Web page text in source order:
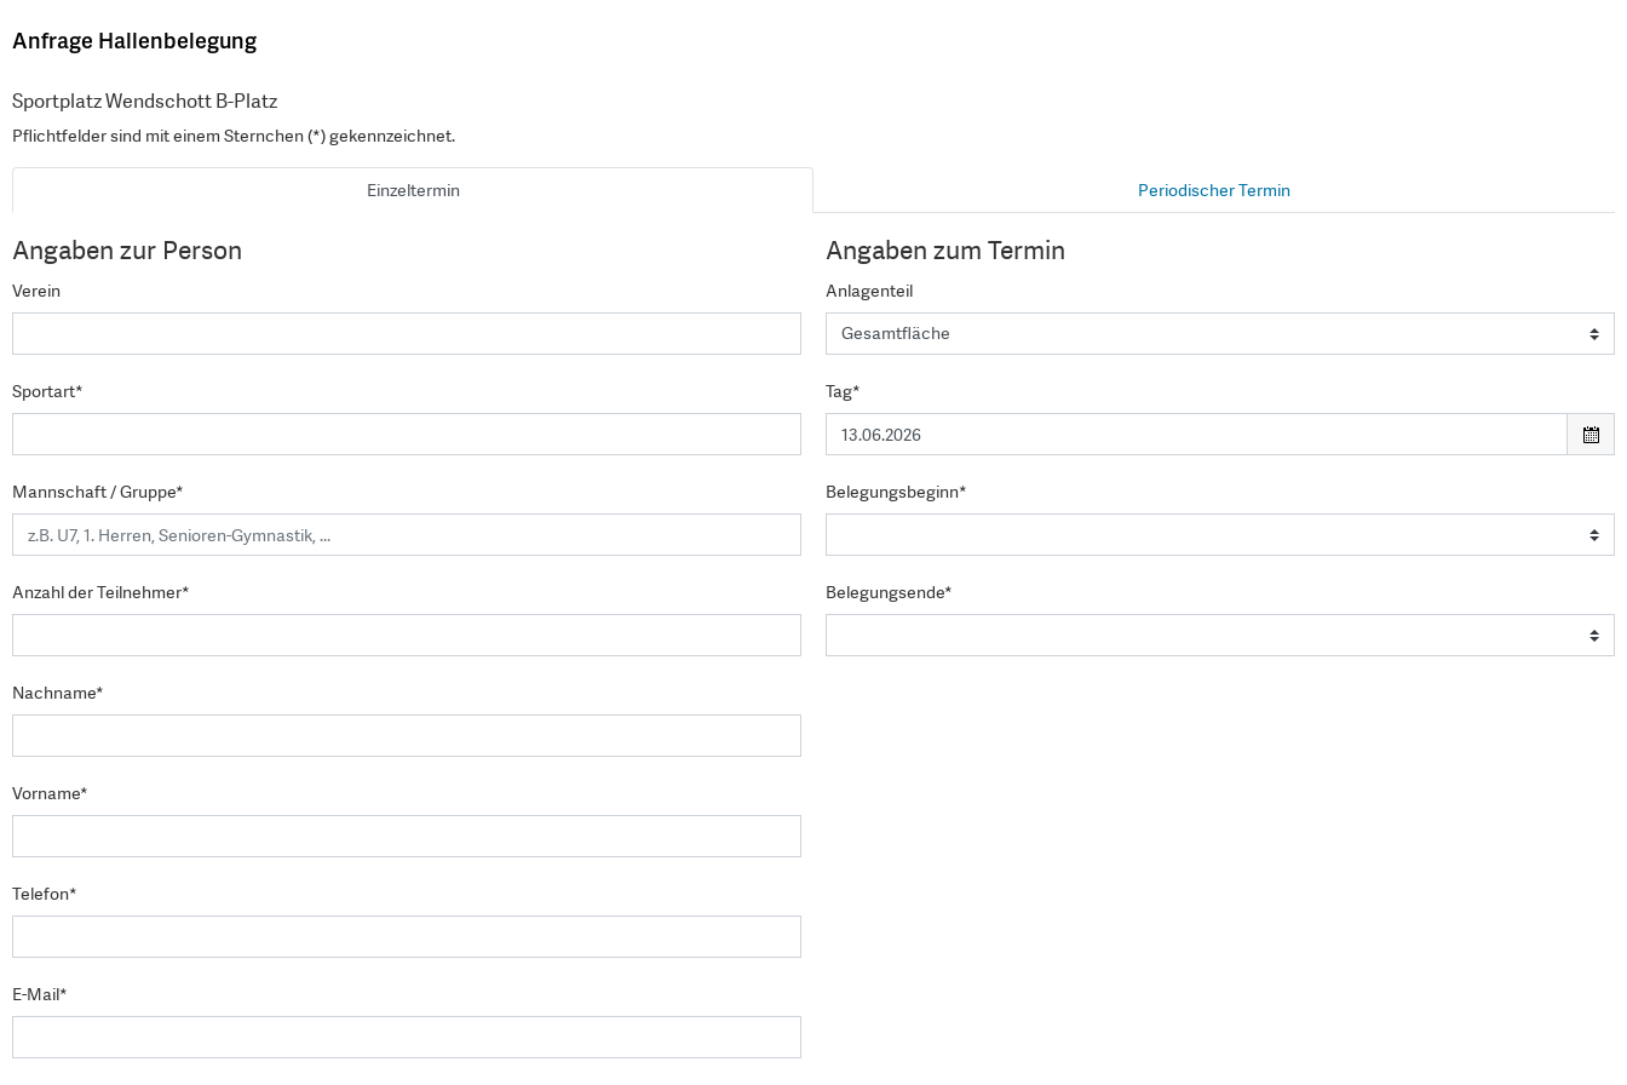
Anfrage Hallenbelegung
Sportplatz Wendschott B-Platz
Pflichtfelder sind mit einem Sternchen (*) gekennzeichnet.
Einzeltermin Periodischer Termin
Angaben zur Person
Verein
Sportart*
Mannschaft / Gruppe*
Anzahl der Teilnehmer*
Nachname*
Vorname*
Telefon*
E-Mail*
Angaben zum Termin
Anlagenteil
Tag*
Belegungsbeginn*
Belegungsende*